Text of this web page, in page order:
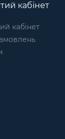
кабінет
кабінет